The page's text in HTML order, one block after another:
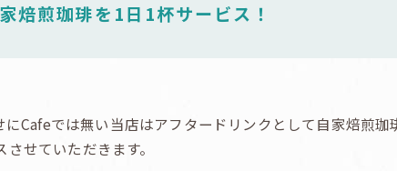
焙煎珈琲を1日1杯サービス！
Cafeでは無い当店はアフタードリンクとして自家焙煎
せていただきます。